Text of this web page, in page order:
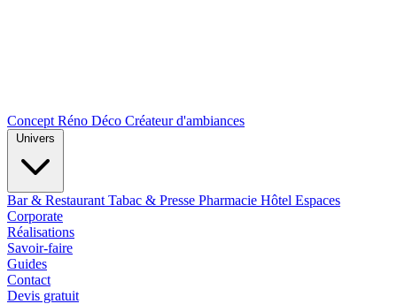
Concept Réno Déco Créateur d'ambiances
Bar & Restaurant Tabac & Presse Pharmacie Hôtel Espaces
Corporate
Réalisations
Savoir-faire
Guides
Contact
Devis gratuit